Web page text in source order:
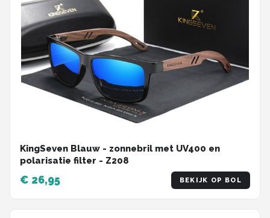
KingSeven Blauw - zonnebril met UV400 en
polarisatie filter - Z208
€ 26,95 BEKIJK OP BOL